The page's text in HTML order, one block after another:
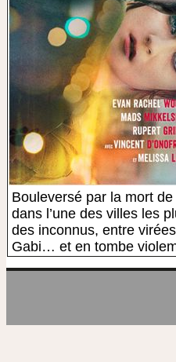
Bouleversé par la mort
dans l’une des villes les
des inconnus, entre
Gabi… et en tombe